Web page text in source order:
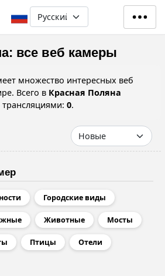
Перейти к основному
Select your language
все веб камеры
множество интересных веб
Всего в Красная Поляна
0.
Городские виды
Животные Мосты
Птицы Отели